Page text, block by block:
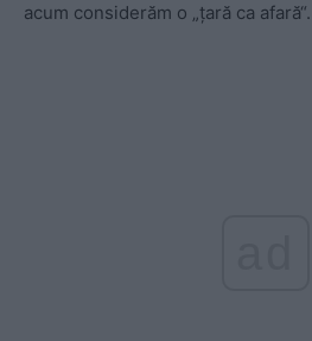
acum considerăm o „țară ca afară“.